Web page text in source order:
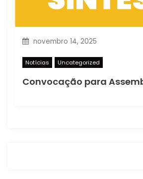
novembro 14, 2025
Notícias Uncategorized